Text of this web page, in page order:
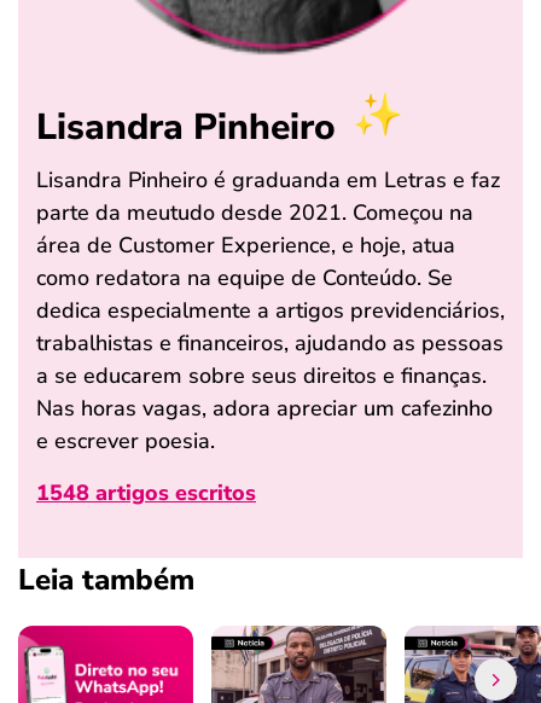
Lisandra Pinheiro
Lisandra Pinheiro é graduanda em Letras e faz
parte da meutudo desde 2021. Começou na
área de Customer Experience, e hoje, atua
como redatora na equipe de Conteúdo. Se
dedica especialmente a artigos previdenciários,
trabalhistas e financeiros, ajudando as pessoas
a se educarem sobre seus direitos e finanças.
Nas horas vagas, adora apreciar um cafezinho
e escrever poesia.
1548 artigos escritos
Leia também